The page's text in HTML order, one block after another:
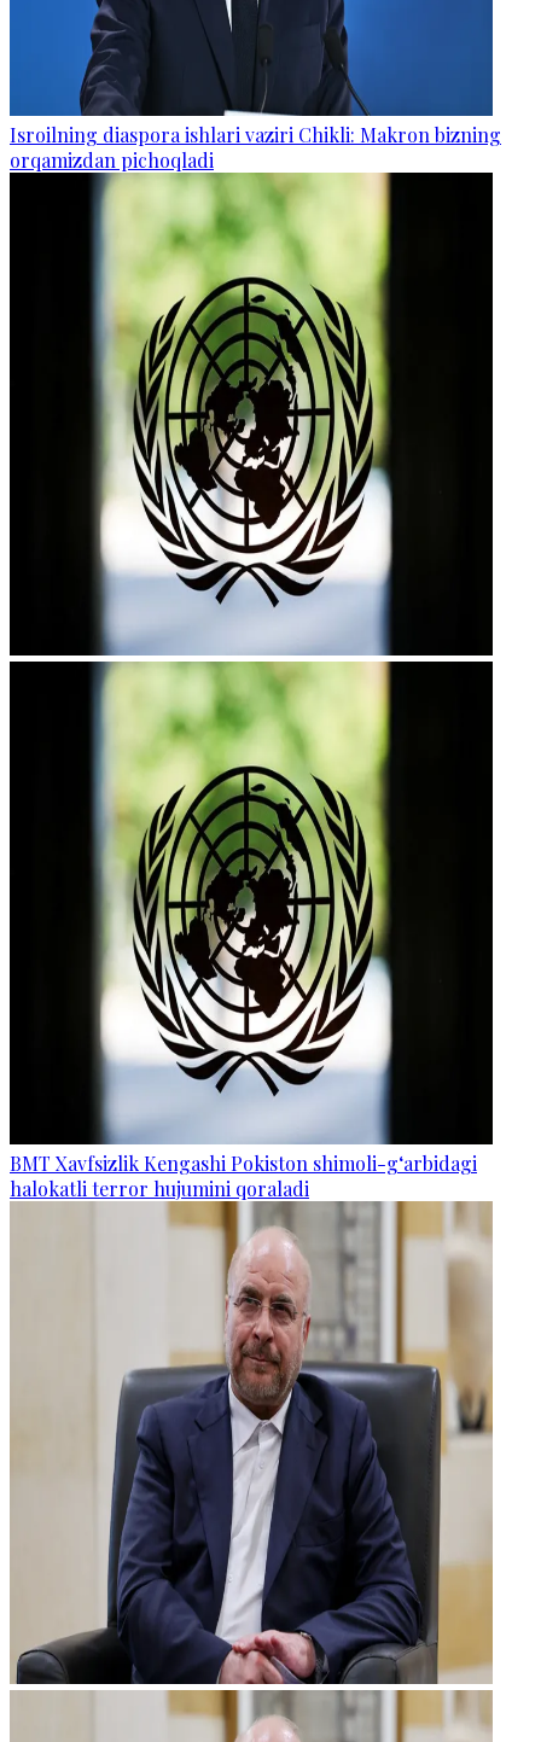
Isroilning diaspora ishlari vaziri Chikli: Makron bizning
orqamizdan pichoqladi
BMT Xavfsizlik Kengashi Pokiston shimoli-g‘arbidagi
halokatli terror hujumini qoraladi